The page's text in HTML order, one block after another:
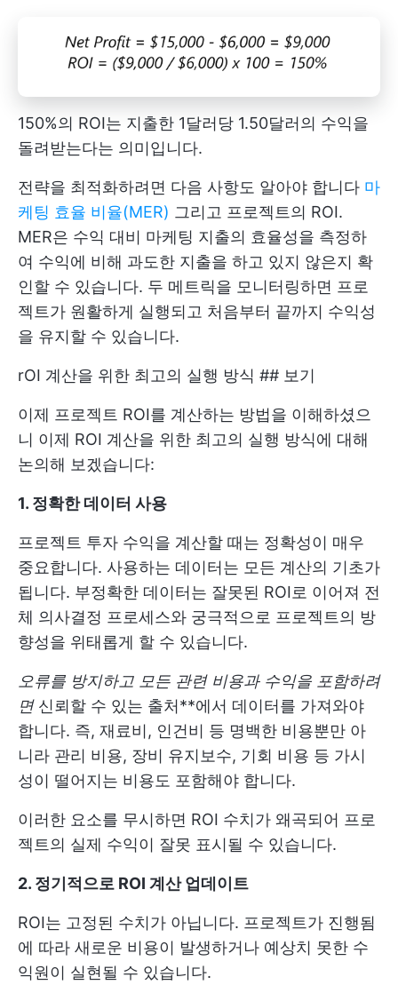
150%의 ROI는 지출한 1달러당 1.50달러의 수익을
돌려받는다는 의미입니다.
전략을 최적화하려면 다음 사항도 알아야 합니다 마
케팅 효율 비율(MER) 그리고 프로젝트의 ROI.
MER은 수익 대비 마케팅 지출의 효율성을 측정하
여 수익에 비해 과도한 지출을 하고 있지 않은지 확
인할 수 있습니다. 두 메트릭을 모니터링하면 프로
젝트가 원활하게 실행되고 처음부터 끝까지 수익성
을 유지할 수 있습니다.
rOI 계산을 위한 최고의 실행 방식 ## 보기
이제 프로젝트 ROI를 계산하는 방법을 이해하셨으
니 이제 ROI 계산을 위한 최고의 실행 방식에 대해
논의해 보겠습니다:
1. 정확한 데이터 사용
프로젝트 투자 수익을 계산할 때는 정확성이 매우
중요합니다. 사용하는 데이터는 모든 계산의 기초가
됩니다. 부정확한 데이터는 잘못된 ROI로 이어져 전
체 의사결정 프로세스와 궁극적으로 프로젝트의 방
향성을 위태롭게 할 수 있습니다.
오류를 방지하고 모든 관련 비용과 수익을 포함하려
면 신뢰할 수 있는 출처**에서 데이터를 가져와야
합니다. 즉, 재료비, 인건비 등 명백한 비용뿐만 아
니라 관리 비용, 장비 유지보수, 기회 비용 등 가시
성이 떨어지는 비용도 포함해야 합니다.
이러한 요소를 무시하면 ROI 수치가 왜곡되어 프로
젝트의 실제 수익이 잘못 표시될 수 있습니다.
2. 정기적으로 ROI 계산 업데이트
ROI는 고정된 수치가 아닙니다. 프로젝트가 진행됨
에 따라 새로운 비용이 발생하거나 예상치 못한 수
익원이 실현될 수 있습니다.